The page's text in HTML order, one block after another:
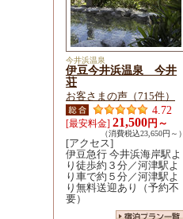
今井浜温泉
伊豆今井浜温泉 今井
荘
お客さまの声（715件）
4.72
[最安料金] 21,500円～
（消費税込23,650円～）
[アクセス]
伊豆急行 今井浜海岸駅よ
り徒歩約３分／河津駅よ
り車で約５分／河津駅よ
り無料送迎あり（予約不
要）